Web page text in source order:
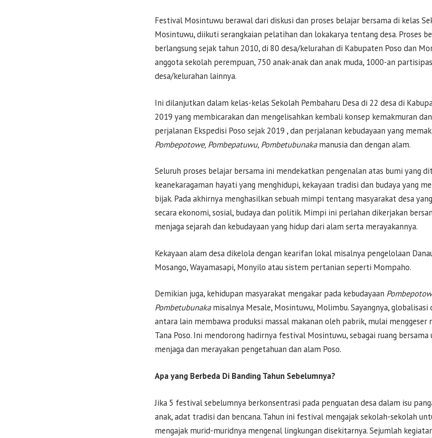
Festival Mosintuwu berawal dari diskusi dan proses belajar bersama di kelas
Mosintuwu, diikuti serangkaian pelatihan dan lokakarya tentang desa. Proses
berlangsung sejak tahun 2010, di 80 desa/kelurahan di Kabupaten Poso dan
anggota sekolah perempuan, 750 anak-anak dan anak muda, 1000-an
desa/kelurahan lainnya.
Ini dilanjutkan dalam kelas-kelas Sekolah Pembaharu Desa di 22 desa di
2019 yang membicarakan dan mengelisahkan kembali konsep kemakmuran
perjalanan Ekspedisi Poso sejak 2019 , dan perjalanan kebudayaan yang
Pombepotowe, Pombepatuwu, Pombetubunakamanusia dan dengan alam.
Seluruh proses belajar bersama ini mendekatkan pengenalan atas bumi yang
keanekaragaman hayati yang menghidupi, kekayaan tradisi dan budaya yang
bijak. Pada akhirnya menghasilkan sebuah mimpi tentang masyarakat desa
secara ekonomi, sosial, budaya dan politik. Mimpi ini perlahan dikerjakan
menjaga sejarah dan kebudayaan yang hidup dari alam serta merayakannya.
Kekayaan alam desa dikelola dengan kearifan lokal misalnya pengelolaan
Mosango, Wayamasapi, Monyilo atau sistem pertanian seperti Mompaho.
Demikian juga, kehidupan masyarakat mengakar pada kebudayaan
Pombetubunakamisalnya Mesale, Mosintuwu, Molimbu. Sayangnya,
antara lain membawa produksi massal makanan oleh pabrik, mulai
Tana Poso. Ini mendorong hadirnya festival Mosintuwu, sebagai ruang
menjaga dan merayakan pengetahuan dan alam Poso.
Apa yang Berbeda Di Banding Tahun Sebelumnya?
Jika 5 festival sebelumnya berkonsentrasi pada penguatan desa dalam isu
anak, adat tradisi dan bencana. Tahun ini festival mengajak sekolah-sekolah
mengajak murid-muridnya mengenal lingkungan disekitarnya. Sejumlah